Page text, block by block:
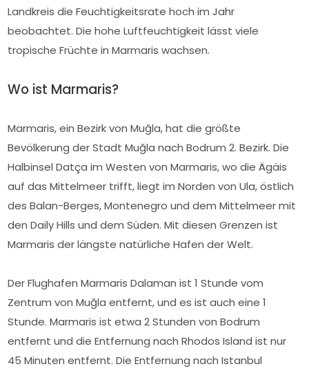
Landkreis die Feuchtigkeitsrate hoch im Jahr
beobachtet. Die hohe Luftfeuchtigkeit lässt viele
tropische Früchte in Marmaris wachsen.
Wo ist Marmaris?
Marmaris, ein Bezirk von Muğla, hat die größte
Bevölkerung der Stadt Muğla nach Bodrum 2. Bezirk. Die
Halbinsel Datça im Westen von Marmaris, wo die Ägäis
auf das Mittelmeer trifft, liegt im Norden von Ula, östlich
des Balan-Berges, Montenegro und dem Mittelmeer mit
den Daily Hills und dem Süden. Mit diesen Grenzen ist
Marmaris der längste natürliche Hafen der Welt.
Der Flughafen Marmaris Dalaman ist 1 Stunde vom
Zentrum von Muğla entfernt, und es ist auch eine 1
Stunde. Marmaris ist etwa 2 Stunden von Bodrum
entfernt und die Entfernung nach Rhodos Island ist nur
45 Minuten entfernt. Die Entfernung nach Istanbul